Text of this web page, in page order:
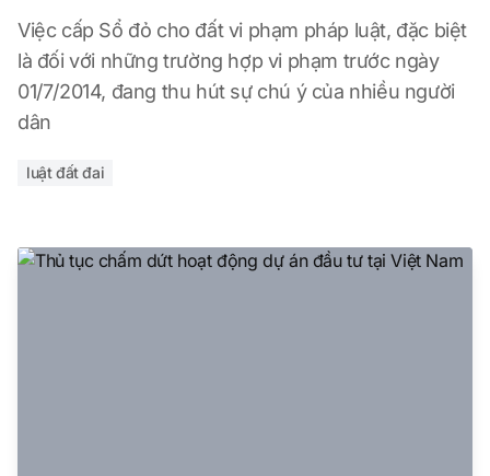
Việc cấp Sổ đỏ cho đất vi phạm pháp luật, đặc biệt
là đối với những trường hợp vi phạm trước ngày
01/7/2014, đang thu hút sự chú ý của nhiều người
dân
luật đất đai